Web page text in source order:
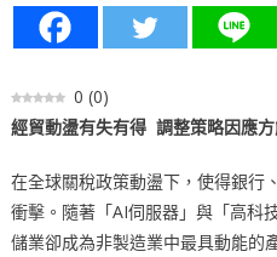
0 (0)
經貿動盪有失有得 調整策略因應
在全球關稅政策動盪下，使得銀行
衝擊。隨著「AI伺服器」與「高科
儲業卻成為非製造業中最具動能的